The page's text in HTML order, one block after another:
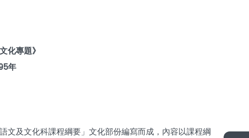
化專題》
年
文及文化科課程綱要」文化部份編寫而成，內容以課程綱